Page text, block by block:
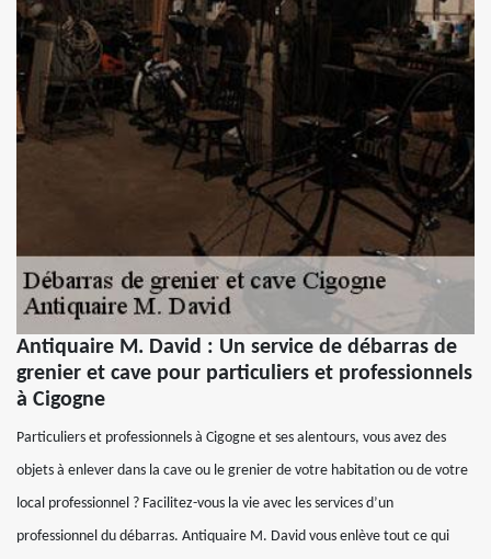
Antiquaire M. David : Un service de débarras de
grenier et cave pour particuliers et professionnels
à Cigogne
Particuliers et professionnels à Cigogne et ses alentours, vous avez des
objets à enlever dans la cave ou le grenier de votre habitation ou de votre
local professionnel ? Facilitez-vous la vie avec les services d’un
professionnel du débarras. Antiquaire M. David vous enlève tout ce qui